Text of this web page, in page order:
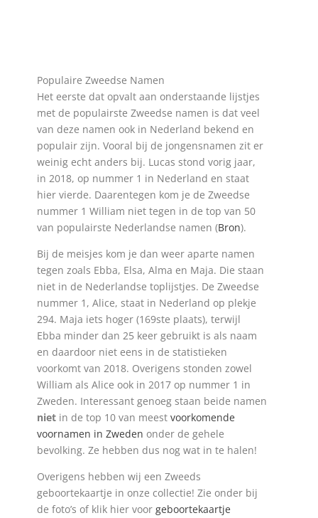
Populaire Zweedse Namen
Het eerste dat opvalt aan onderstaande lijstjes
met de populairste Zweedse namen is dat veel
van deze namen ook in Nederland bekend en
populair zijn. Vooral bij de jongensnamen zit er
weinig echt anders bij. Lucas stond vorig jaar,
in 2018, op nummer 1 in Nederland en staat
hier vierde. Daarentegen kom je de Zweedse
nummer 1 William niet tegen in de top van 50
van populairste Nederlandse namen (Bron).
Bij de meisjes kom je dan weer aparte namen
tegen zoals Ebba, Elsa, Alma en Maja. Die staan
niet in de Nederlandse toplijstjes. De Zweedse
nummer 1, Alice, staat in Nederland op plekje
294. Maja iets hoger (169ste plaats), terwijl
Ebba minder dan 25 keer gebruikt is als naam
en daardoor niet eens in de statistieken
voorkomt van 2018. Overigens stonden zowel
William als Alice ook in 2017 op nummer 1 in
Zweden. Interessant genoeg staan beide namen
nietin de top 10 van meest voorkomende
voornamen in Zweden onder de gehele
bevolking. Ze hebben dus nog wat in te halen!
Overigens hebben wij een Zweeds
geboortekaartje in onze collectie! Zie onder bij
de foto’s of klik hier voor geboortekaartje